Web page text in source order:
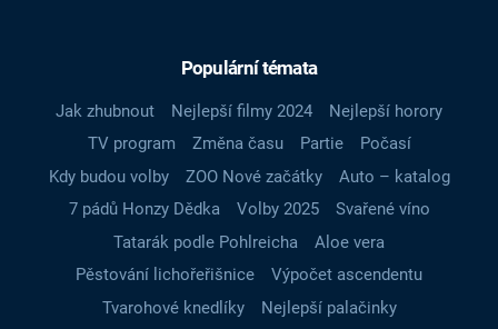
Populární témata
Jak zhubnout Nejlepší filmy 2024
Nejlepší horory
TV program
Změna času Partie
Počasí
Kdy budou volby
ZOO Nové začátky
Auto – katalog
7 pádů Honzy Dědka
Volby 2025
Svařené víno
Tatarák podle Pohlreicha
Aloe vera
Pěstování lichořeřišnice
Výpočet ascendentu
Tvarohové knedlíky
Nejlepší palačinky